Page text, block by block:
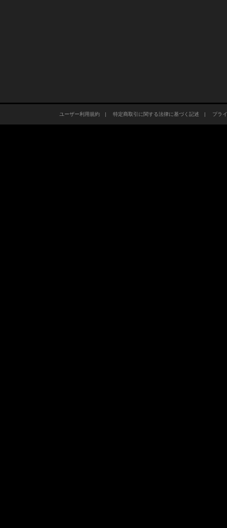
ユーザー利用規約| 特定商取引に関する法律に基づく記述 | プラ